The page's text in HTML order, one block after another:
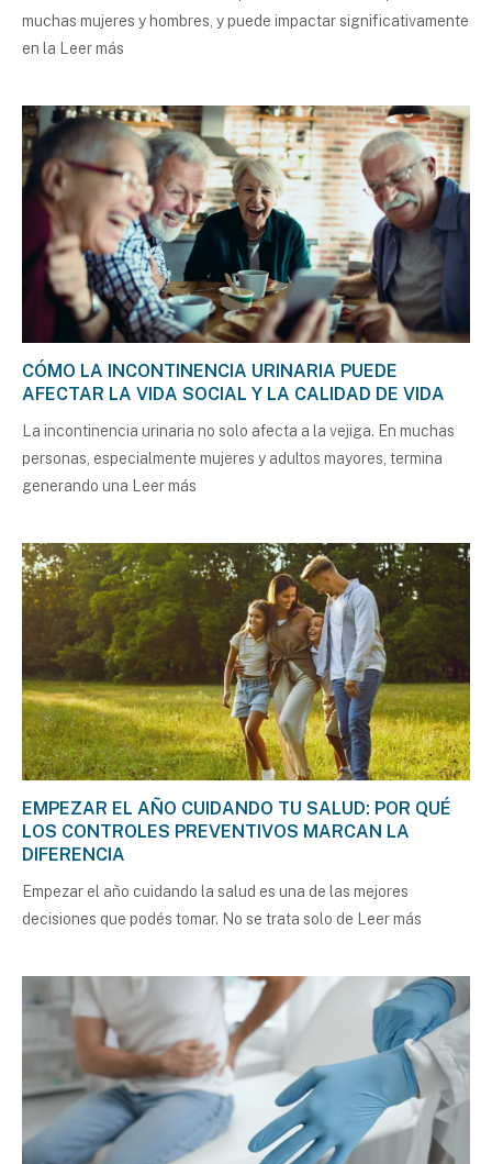
muchas mujeres y hombres, y puede impactar significativamente
en la
Leer más
CÓMO LA INCONTINENCIA URINARIA PUEDE
AFECTAR LA VIDA SOCIAL Y LA CALIDAD DE VIDA
La incontinencia urinaria no solo afecta a la vejiga. En muchas
personas, especialmente mujeres y adultos mayores, termina
generando una
Leer más
EMPEZAR EL AÑO CUIDANDO TU SALUD: POR QUÉ
LOS CONTROLES PREVENTIVOS MARCAN LA
DIFERENCIA
Empezar el año cuidando la salud es una de las mejores
decisiones que podés tomar. No se trata solo de
Leer más